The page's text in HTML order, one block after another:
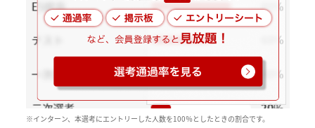
※インターン、本選考にエントリーした人数を100％としたときの割合です。